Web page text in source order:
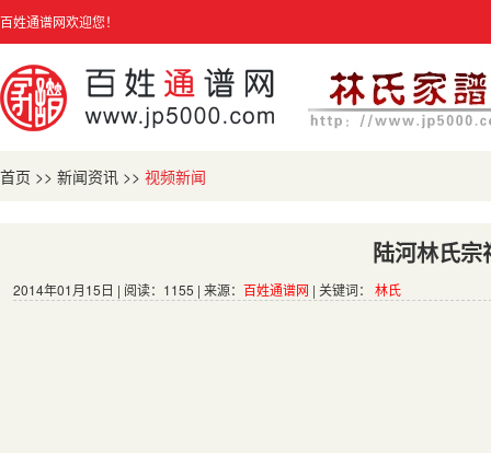
百姓通谱网欢迎您！
首页 >> 新闻资讯 >> 视频新闻
陆河林氏宗
2014年01月15日 | 阅读：1155 | 来源： 百姓通谱网 | 关键词： 林氏